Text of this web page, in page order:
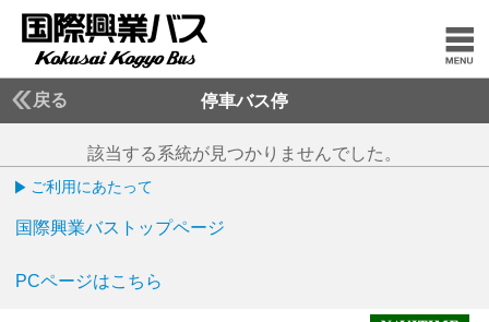
戻る 停車バス停
該当する系統が見つかりませんでした。
ご利用にあたって
国際興業バストップページ
PCページはこちら